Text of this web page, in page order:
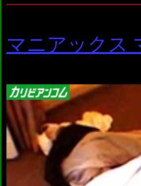
マニアックス